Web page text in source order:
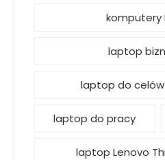
komputery
laptop
laptop do celów
laptop do pracy
laptop Lenovo